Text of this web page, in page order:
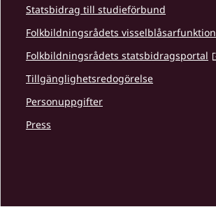
Statsbidrag till studieförbund
Folkbildningsrådets visselblåsarfunktion
Folkbildningsrådets statsbidragsportal
Tillgänglighetsredogörelse
Personuppgifter
Press